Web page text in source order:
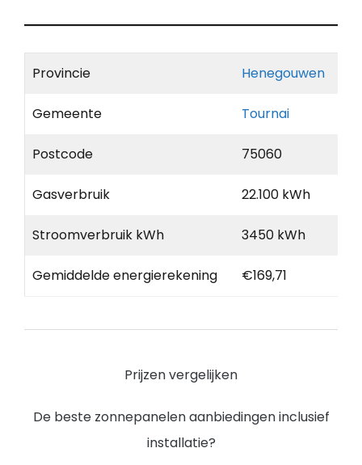
Provincie Henegouwen
Gemeente Tournai
Postcode 75060
Gasverbruik 22.100 kWh
Stroomverbruik kWh 3450 kWh
Gemiddelde energierekening €169,71
Prijzen vergelijken
De beste zonnepanelen aanbiedingen inclusief
installatie?